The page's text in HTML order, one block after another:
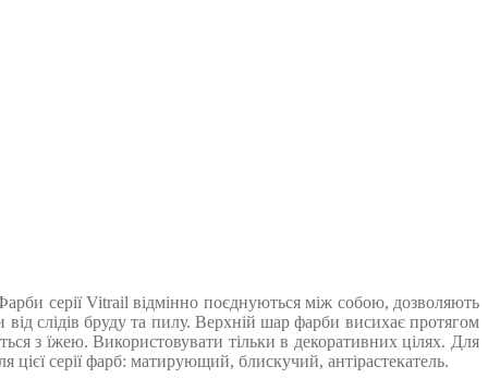
серії Vitrail відмінно поєднуються між собою, дозволяють
слідів бруду та пилу. Верхній шар фарби висихає протягом
з їжею. Використовувати тільки в декоративних цілях. Для
серії фарб: матирующий, блискучий, антірастекатель.